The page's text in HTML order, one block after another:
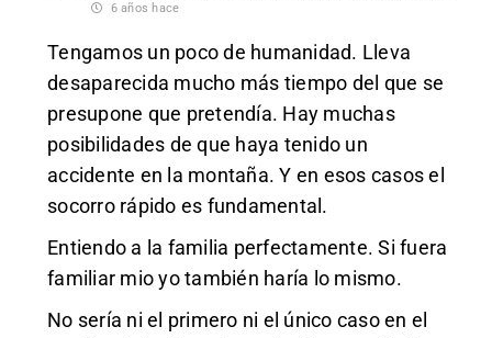
6 años hace
Tengamos un poco de humanidad. Lleva
desaparecida mucho más tiempo del que se
presupone que pretendía. Hay muchas
posibilidades de que haya tenido un
accidente en la montaña. Y en esos casos el
socorro rápido es fundamental.
Entiendo a la familia perfectamente. Si fuera
familiar mio yo también haría lo mismo.
No sería ni el primero ni el único caso en el